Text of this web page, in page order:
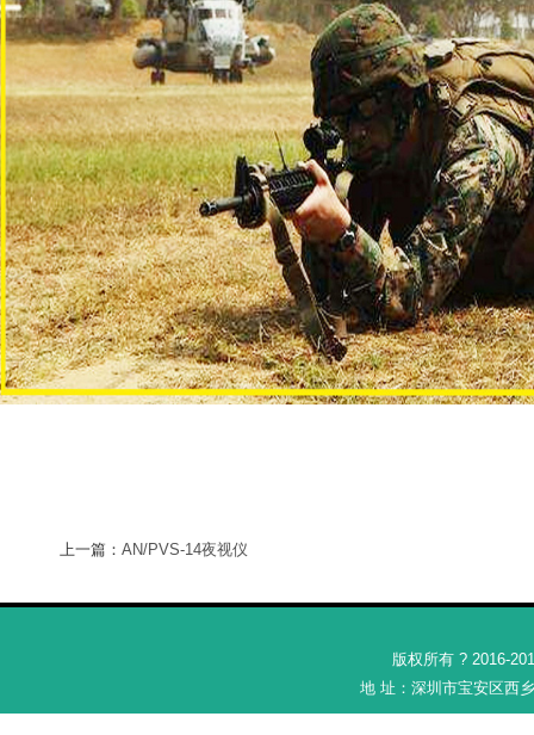
上一篇： AN/PVS-14夜视仪
版权所有 ? 2016-
地 址：深圳市宝安区